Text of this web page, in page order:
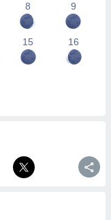
8 9
15 16